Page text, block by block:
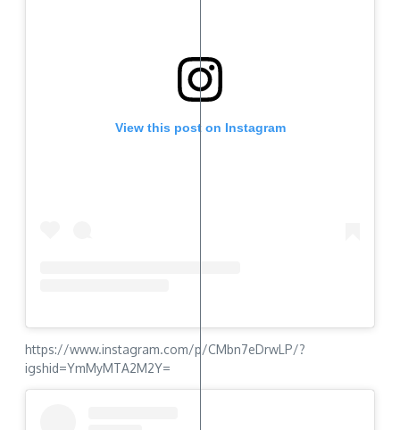
View this post on Instagram
https://www.instagram.com/p/CMbn7eDrwLP/?
igshid=YmMyMTA2M2Y=